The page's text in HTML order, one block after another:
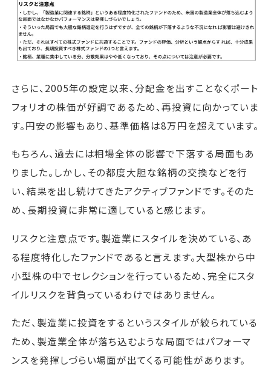
さらに、2005年の設定以来、分配金を出すことなくポート
フォリオの株価が好調であるため、再投資に向かっていま
す。円安の影響もあり、基準価格は8万円を超えています。
もちろん、過去には相場全体の影響で下落する局面もあ
りました。しかし、その都度大胆な銘柄の交換などを行
い、結果を出し続けてきたアクティブファンドです。そのた
め、長期投資に非常に適していると感じます。
リスクと注意点です。製造業にスタイルを決めている、あ
る程度特化したファンドであると言えます。大型株から中
小型株の中でセレクションを行っているため、完全にスタ
イルリスクを背負っているわけではありません。
ただ、製造業に投資をするというスタイルが絞られている
ため、製造業全体が落ち込むような局面ではパフォーマ
ンスを発揮しづらい場面が出てくる可能性があります。